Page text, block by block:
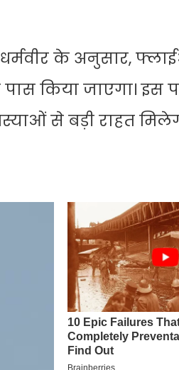
के अनुसार,
किया जाएगा। इस
से बड़ी राहत